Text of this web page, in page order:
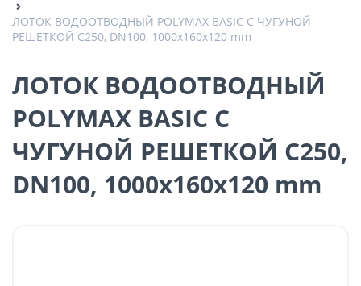
ЛОТОК ВОДООТВОДНЫЙ POLYMAX BASIC С ЧУГУНОЙ
РЕШЕТКОЙ C250, DN100, 1000x160x120 mm
ЛОТОК ВОДООТВОДНЫЙ
POLYMAX BASIC С
ЧУГУНОЙ РЕШЕТКОЙ C250,
DN100, 1000x160x120 mm